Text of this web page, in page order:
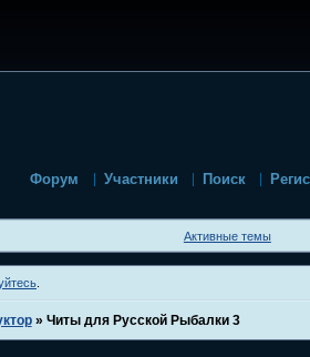
Форум Участники Поиск
Активные темы
» Читы для Русской Рыбалки 3